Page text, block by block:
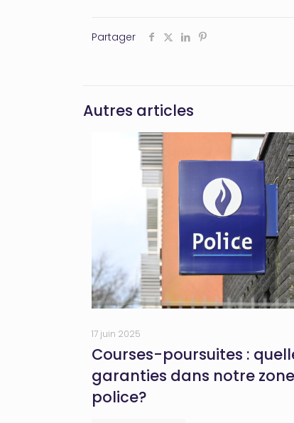
Partager
Autres articles
17 juin 2025
Courses-poursuites :
garanties dans notre
police?